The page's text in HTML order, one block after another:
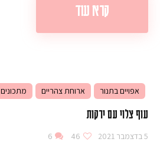
קרא עוד
אפויים בתנור ארוחת צהריים מתכונים
עוף צלוי עם ירקות
5 בדצמבר 2021 46
6